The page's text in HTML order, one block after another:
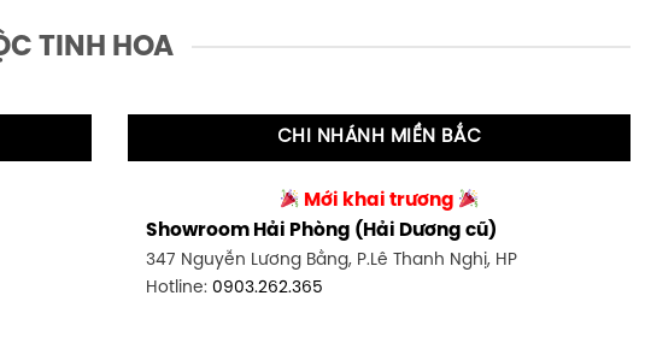
TINH HOA
CHI NHÁNH MIỀN BẮC
Mới khai trương
Showroom Hải Phòng (Hải Dương cũ)
347 Nguyễn Lương Bằng, P.Lê Thanh Nghị, HP
Hotline:0903.262.365